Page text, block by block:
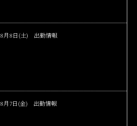
8月8日(土) 出勤情報
8月7日(金) 出勤情報